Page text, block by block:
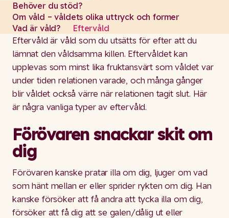
Behöver du stöd?
Om våld – våldets olika uttryck och former
Vad är våld?
Eftervåld
Eftervåld är våld som du utsätts för efter att du
lämnat den våldsamma killen. Eftervåldet kan
upplevas som minst lika fruktansvärt som våldet var
under tiden relationen varade, och många gånger
blir våldet också värre när relationen tagit slut. Här
är några vanliga typer av eftervåld.
Förövaren snackar skit om
dig
Förövaren kanske pratar illa om dig, ljuger om vad
som hänt mellan er eller sprider rykten om dig. Han
kanske försöker att få andra att tycka illa om dig,
försöker att få dig att se galen/dålig ut eller